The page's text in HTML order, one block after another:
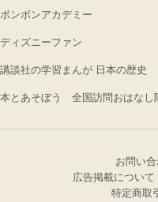
ボンボンアカデミー
ディズニーファン
講談社の学習まんが 日本の歴史
本とあそぼう 全国訪問おはなし
お問い
広告掲載について
特定商取